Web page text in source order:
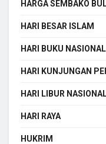
HARGA SEMBAKO
HARI BESAR ISLAM
HARI BUKU NASIONAL
HARI KUNJUNGAN
HARI LIBUR
HARI RAYA
HUKRIM